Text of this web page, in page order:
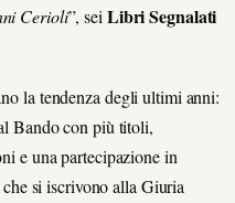
Cerioli”, sei Libri Segnalati
la tendenza degli ultimi anni:
Bando con più titoli,
e una partecipazione in
si iscrivono alla Giuria